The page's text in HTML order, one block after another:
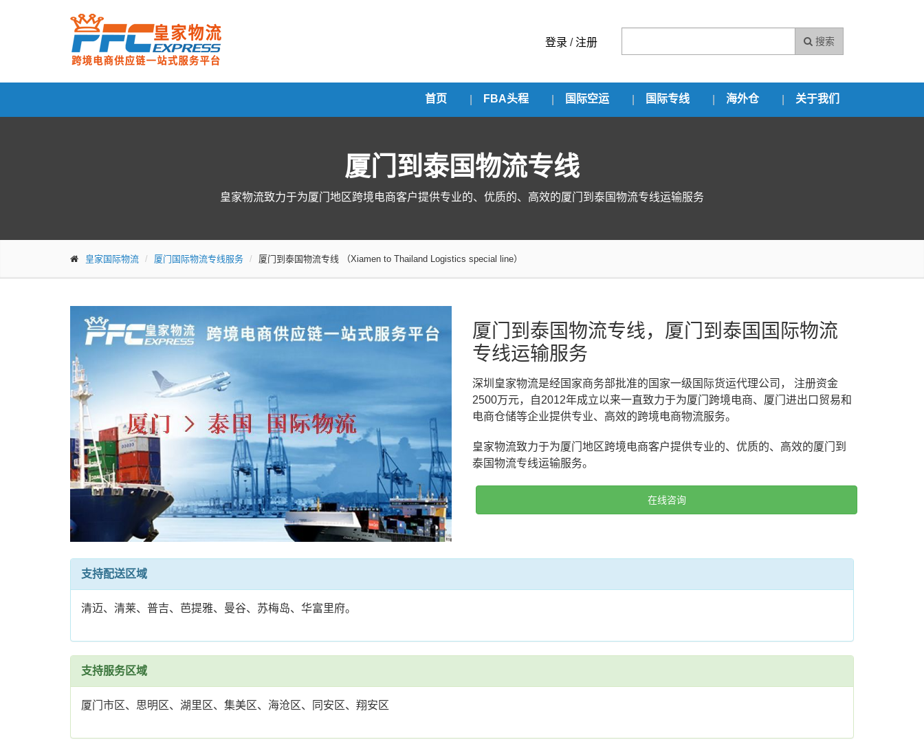
搜索
登录 /注册
首页 FBA头程 国际空运 国际专线 海外仓 关于我们
厦门到泰国物流专线
皇家物流致力于为厦门地区跨境电商客户提供专业的、优质的、高效的厦门到泰国物流专线运输服务
皇家国际物流 厦门国际物流专线服务 厦门到泰国物流专线 （Xiamen to Thailand Logistics special line）
厦门到泰国物流专线，厦门到泰国国际物流
专线运输服务
深圳皇家物流是经国家商务部批准的国家一级国际货运代理公司， 注册资金
2500万元，自2012年成立以来一直致力于为厦门跨境电商、厦门进出口贸易和
电商仓储等企业提供专业、高效的跨境电商物流服务。
皇家物流致力于为厦门地区跨境电商客户提供专业的、优质的、高效的厦门到
泰国物流专线运输服务。
在线咨询
支持配送区域
清迈、清莱、普吉、芭提雅、曼谷、苏梅岛、华富里府。
支持服务区域
厦门市区、思明区、湖里区、集美区、海沧区、同安区、翔安区